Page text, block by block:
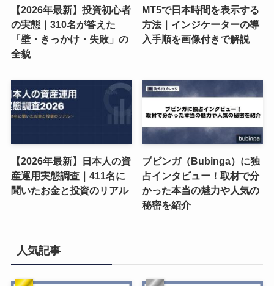
【2026年最新】投資初心者
の実態｜310名が答えた
「壁・きっかけ・失敗」の
全貌
MT5で日本時間を表示する
方法｜インジケーターの導
入手順を画像付きで解説
【2026年最新】日本人の資
産運用実態調査｜411名に
聞いたお金と投資のリアル
ブビンガ（Bubinga）に独
占インタビュー！取材で分
かった本当の魅力や人気の
秘密を紹介
人気記事